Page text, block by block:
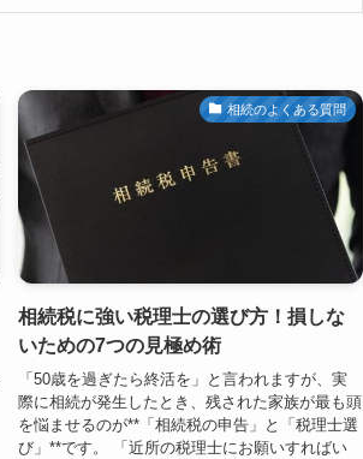
相続のよくある質問
相続税に強い税理士の選び方！損しな
いための7つの見極め術
「50歳を過ぎたら終活を」と言われますが、実
際に相続が発生したとき、残された家族が最も頭
を悩ませるのが**「相続税の申告」と「税理士選
び」**です。 「近所の税理士にお願いすればい